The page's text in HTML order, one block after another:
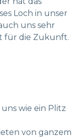
Loch in unser
uns sehr
für die Zukunft.
wie ein Plitz
von ganzem